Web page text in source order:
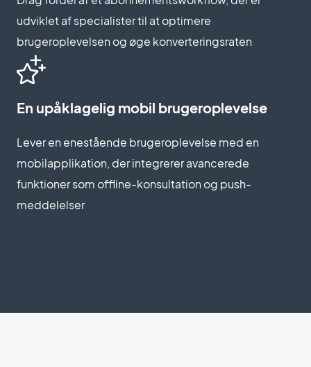
udviklet af specialister til at optimere
brugeroplevelsen og øge konverteringsraten
En upåklagelig mobil brugeroplevelse
Lever en enestående brugeroplevelse med en
mobilapplikation, der integrerer avancerede
funktioner som offline-konsultation og push-
meddelelser